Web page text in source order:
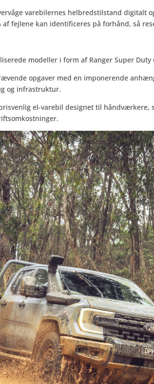
varebilernes helbredstilstand digitalt
fejlene kan identificeres på forhånd, så
modeller i form af Ranger Super Duty
opgaver med en imponerende
og infrastruktur.
el-varebil designet til håndværkere,